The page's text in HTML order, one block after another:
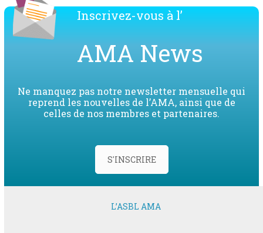
Inscrivez-vous à l’
AMA News
Ne manquez pas notre newsletter mensuelle qui
reprend les nouvelles de l’AMA, ainsi que de
celles de nos membres et partenaires.
S'INSCRIRE
L’ASBL AMA